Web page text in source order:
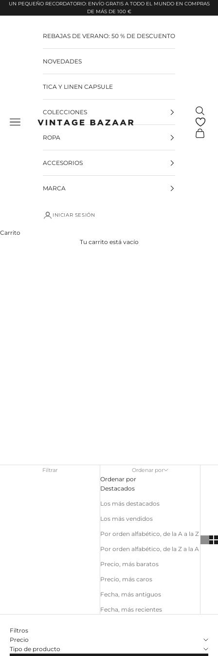
Pular para o conteúdo
UN PEQUEÑO RECORDATORIO: ENVÍO GRATIS A TODO EL MUNDO EN COMPRAS
DE MÁS DE 100 €
Vintage Bazaar
REBAJAS DE VERANO: 50 % DE DESCUENTO
NOVEDADES
TICA Y LINEN CAPSULE
COLECCIONES
ROPA
ACCESORIOS
MARCA
INICIAR SESIÓN
Carrito
Tu carrito está vacío
TICA
Filtrar Ordenar por
Ordenar por
Destacados
Los más destacados
Los más vendidos
Por orden alfabético, de la A a la Z
Por orden alfabético, de la Z a la A
Precio, más baratos
Precio, más caros
Fecha, más antiguos
Fecha, más recientes
Filtros
Precio
Tipo de producto